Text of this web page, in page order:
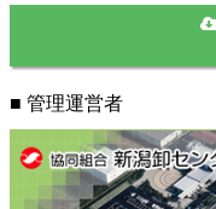
■ 管理運営者